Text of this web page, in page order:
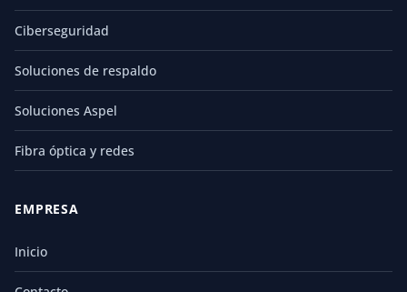
Ciberseguridad
Soluciones de respaldo
Soluciones Aspel
Fibra óptica y redes
EMPRESA
Inicio